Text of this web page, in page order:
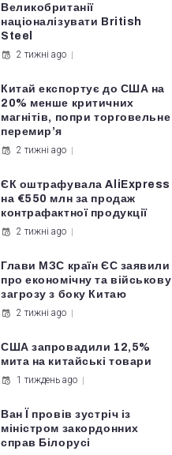
Великобританії
націоналізувати British
Steel
2 тижні ago
Китай експортує до США на
20% менше критичних
магнітів, попри торговельне
перемир’я
2 тижні ago
ЄК оштрафувала AliExpress
на €550 млн за продаж
контрафактної продукції
2 тижні ago
Глави МЗС країн ЄС заявили
про економічну та військову
загрозу з боку Китаю
2 тижні ago
США запровадили 12,5%
мита на китайські товари
1 тиждень ago
Ван Ї провів зустріч із
міністром закордонних
справ Білорусі